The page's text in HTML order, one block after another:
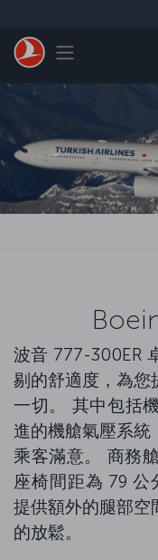
Toggle
波音 777-300ER
剔的舒適度，為您
一切。 其中包括
進的機艙氣壓系統
乘客滿意。 商務
座椅間距為 79 公
提供額外的腿部空
的放鬆。